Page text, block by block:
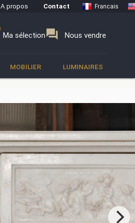
A propos Contact Francais
Ma sélectionforum Nous vendre
MOBILIER LUMINAIRES